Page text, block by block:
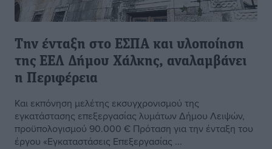
Την ένταξη στο ΕΣΠΑ και υλοποίηση
της ΕΕΛ Δήμου Χάλκης, αναλαμβάνει
η Περιφέρεια
Και εκπόνηση μελέτης εκσυγχρονισμού της
εγκατάστασης επεξεργασίας λυμάτων Δήμου Λειψών,
προϋπολογισμού 90.000 € Πρόταση για την ένταξη του
έργου «Εγκαταστάσεις Επεξεργασίας ...